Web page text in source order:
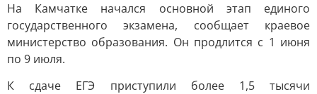
На Камчатке начался основной этап единого
государственного экзамена, сообщает краевое
министерство образования. Он продлится с 1 июня
по 9 июля.
К сдаче ЕГЭ приступили более 1,5 тысячи